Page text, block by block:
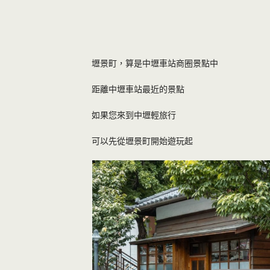
壢景町，算是中壢車站商圈景點中
距離中壢車站最近的景點
如果您來到中壢輕旅行
可以先從壢景町開始遊玩起